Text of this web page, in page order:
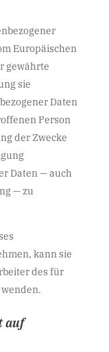
Europäischen
gewährte
sie
Daten
Person
der Zwecke
Daten — auch
— zu
kann sie
des für
auf